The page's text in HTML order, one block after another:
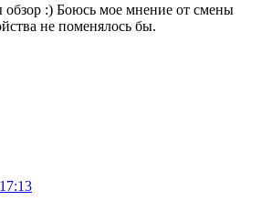
обзор :) Боюсь мое мнение от смены
не поменялось бы.